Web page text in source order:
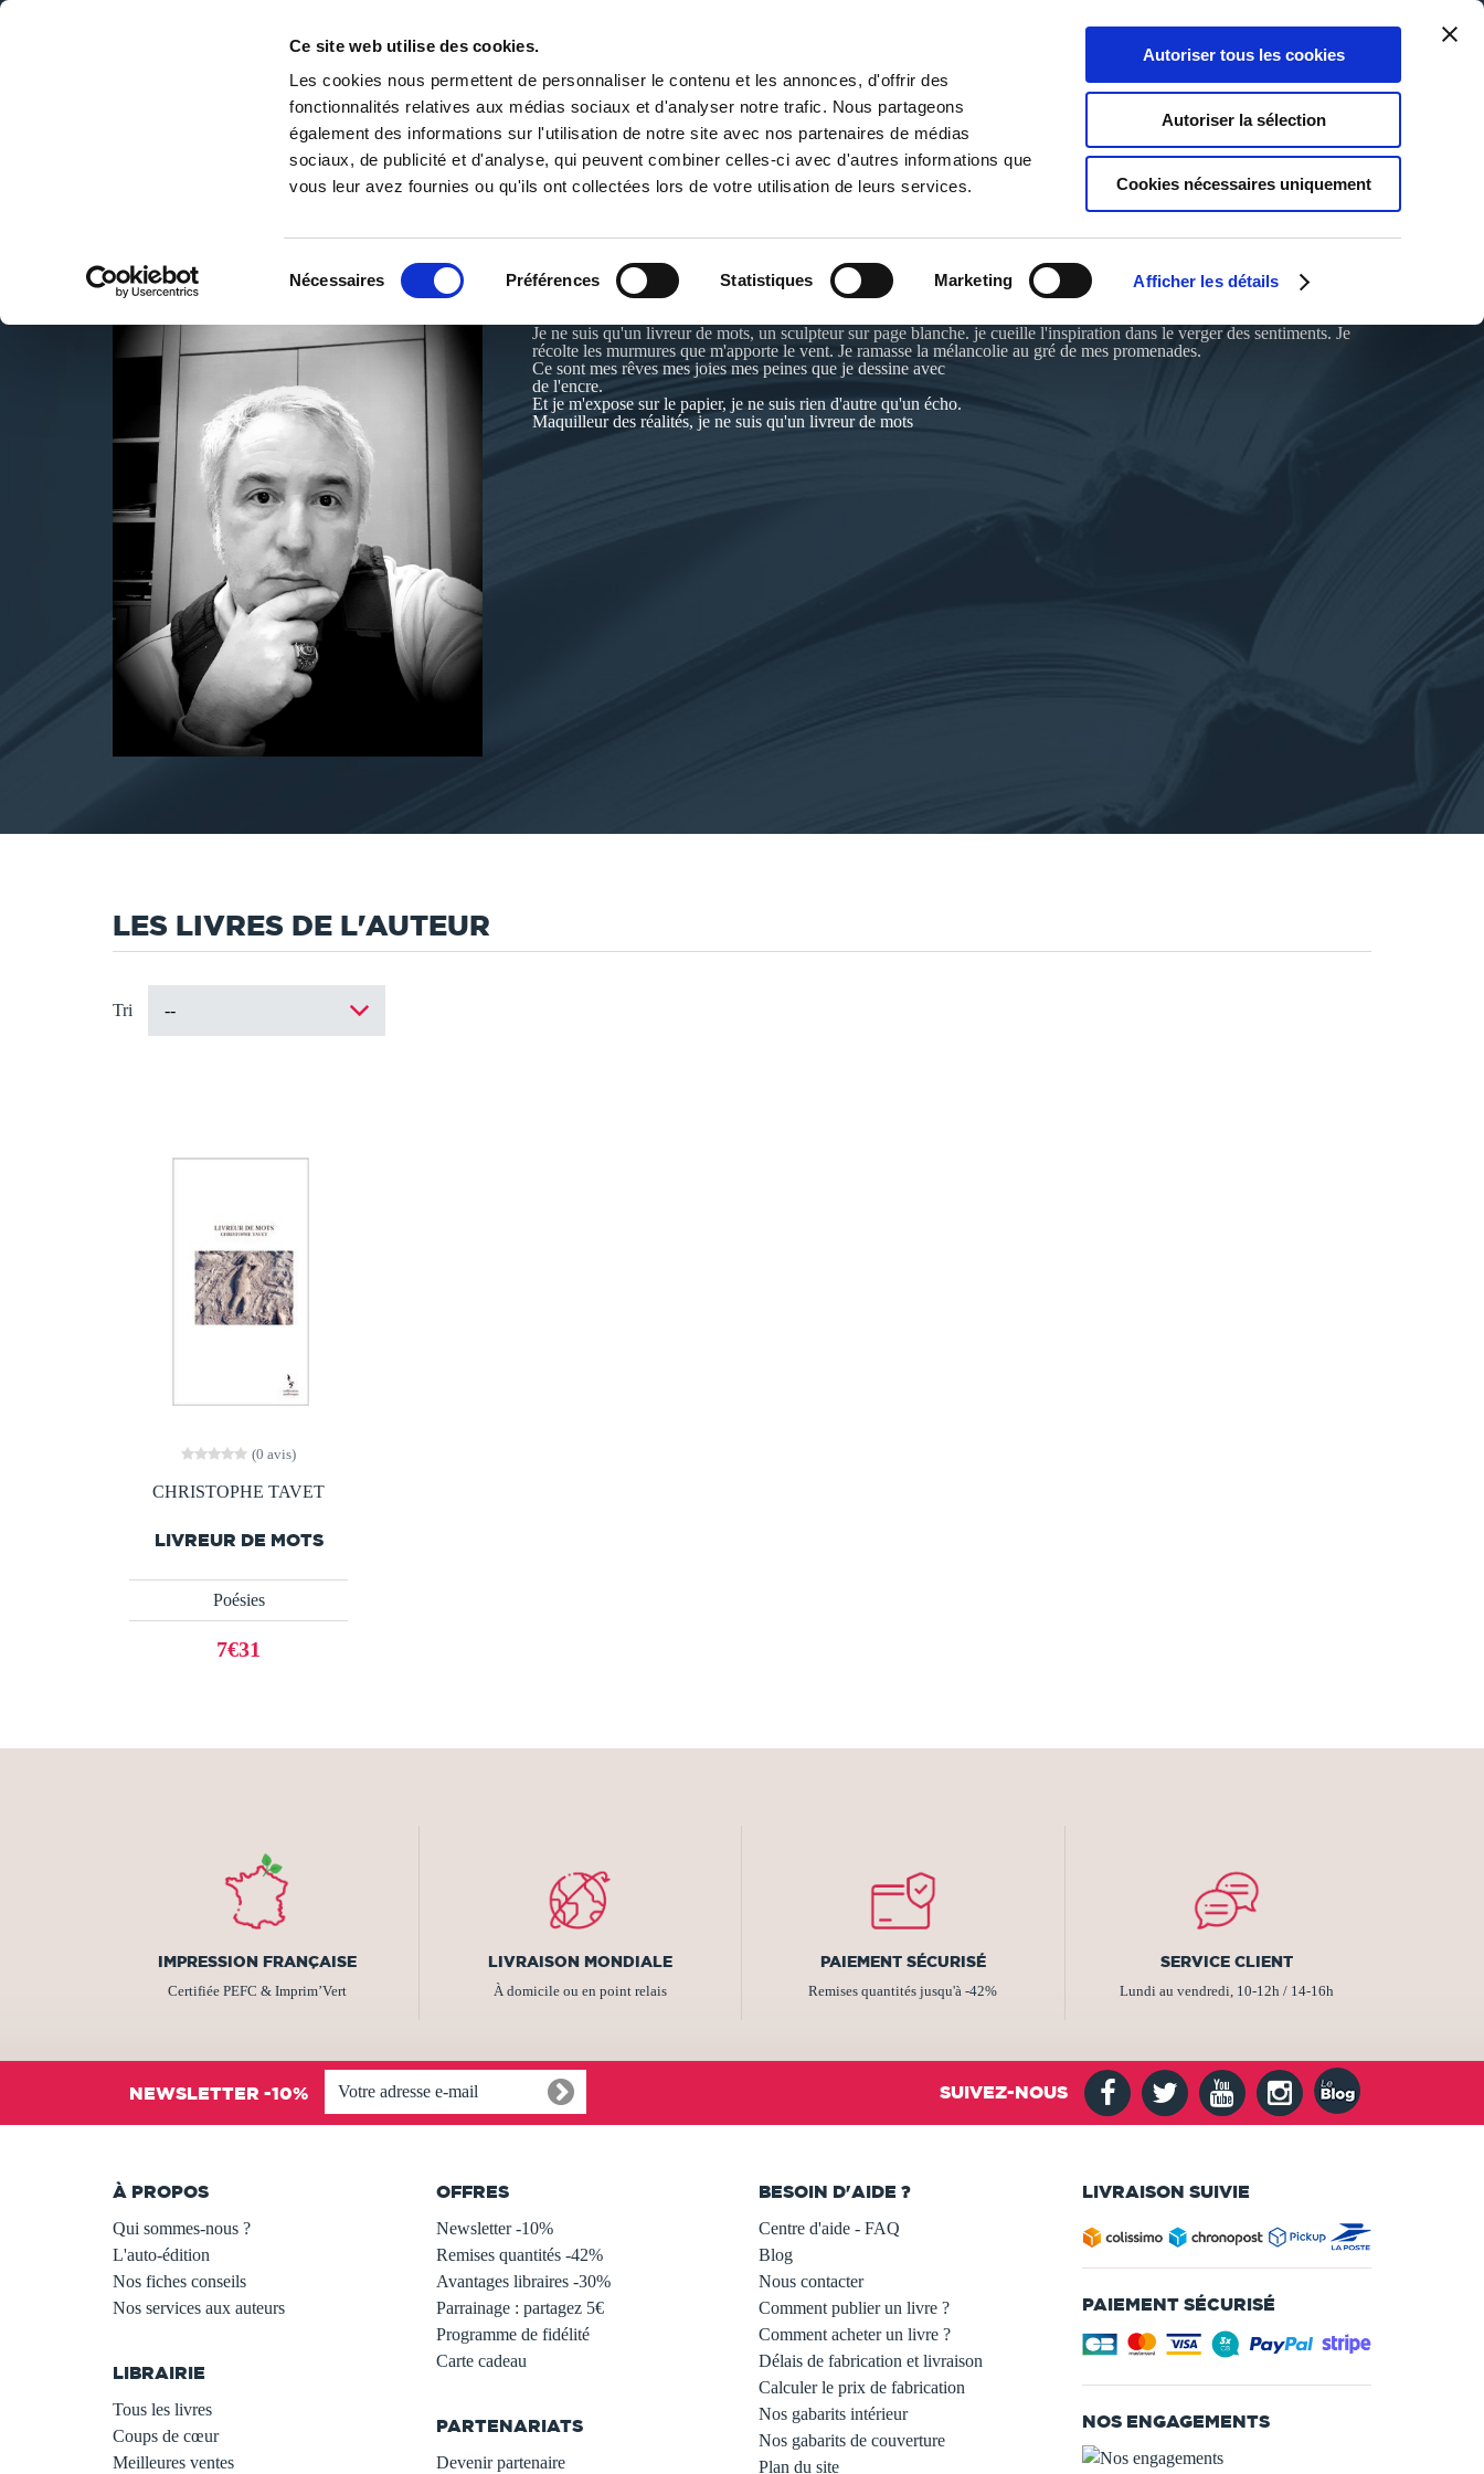
Ce site web utilise des cookies.
Les cookies nous permettent de personnaliser le contenu et les annonces, d'offrir des
fonctionnalités relatives aux médias sociaux et d'analyser notre trafic. Nous partageons
également des informations sur l'utilisation de notre site avec nos partenaires de médias
sociaux, de publicité et d'analyse, qui peuvent combiner celles-ci avec d'autres informations que
vous leur avez fournies ou qu'ils ont collectées lors de votre utilisation de leurs services.
Nécessaires Préférences Statistiques Marketing Afficher les détails
Autoriser tous les cookies
Autoriser la sélection
Cookies nécessaires uniquement
DE LA PAGE BLANCHE... AU BEST SELLER
0
Panier
0
Ma liste
Connexion
PUBLIER UN LIVRE LIBRAIRIE
CHRISTOPHE TAVET
CHRISTOPHE TAVET
Je ne suis qu'un livreur de mots, un sculpteur sur page blanche. je cueille l'inspiration dans le verger des sentiments. Je
récolte les murmures que m'apporte le vent. Je ramasse la mélancolie au gré de mes promenades.
Ce sont mes rêves mes joies mes peines que je dessine avec
de l'encre.
Et je m'expose sur le papier, je ne suis rien d'autre qu'un écho.
Maquilleur des réalités, je ne suis qu'un livreur de mots
LES LIVRES DE L'AUTEUR
Tri
(0 avis)
CHRISTOPHE TAVET
LIVREUR DE MOTS
Poésies
7€31
IMPRESSION FRANÇAISE
Certifiée PEFC & Imprim’Vert
LIVRAISON MONDIALE
À domicile ou en point relais
PAIEMENT SÉCURISÉ
Remises quantités jusqu'à -42%
SERVICE CLIENT
Lundi au vendredi, 10-12h / 14-16h
NEWSLETTER -10% SUIVEZ-NOUS
À PROPOS
Qui sommes-nous ?
L'auto-édition
Nos fiches conseils
Nos services aux auteurs
LIBRAIRIE
Tous les livres
Coups de cœur
Meilleures ventes
OFFRES
Newsletter -10%
Remises quantités -42%
Avantages libraires -30%
Parrainage : partagez 5€
Programme de fidélité
Carte cadeau
PARTENARIATS
Devenir partenaire
BESOIN D'AIDE ?
Centre d'aide - FAQ
Blog
Nous contacter
Comment publier un livre ?
Comment acheter un livre ?
Délais de fabrication et livraison
Calculer le prix de fabrication
Nos gabarits intérieur
Nos gabarits de couverture
Plan du site
LIVRAISON SUIVIE
PAIEMENT SÉCURISÉ
NOS ENGAGEMENTS